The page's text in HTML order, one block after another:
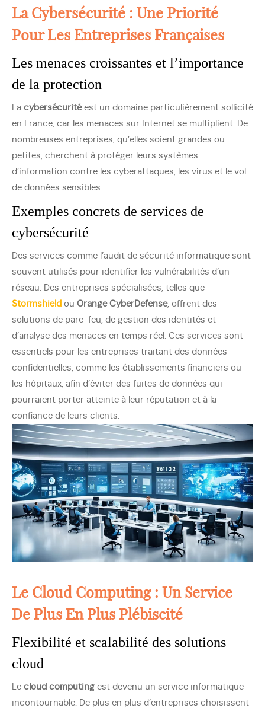
La Cybersécurité : Une Priorité
Pour Les Entreprises Françaises
Les menaces croissantes et l’importance
de la protection
La cybersécuritéest un domaine particulièrement sollicité
en France, car les menaces sur Internet se multiplient. De
nombreuses entreprises, qu’elles soient grandes ou
petites, cherchent à protéger leurs systèmes
d’information contre les cyberattaques, les virus et le vol
de données sensibles.
Exemples concrets de services de
cybersécurité
Des services comme l’audit de sécurité informatique sont
souvent utilisés pour identifier les vulnérabilités d’un
réseau. Des entreprises spécialisées, telles que
Stormshield ou Orange CyberDefense, offrent des
solutions de pare-feu, de gestion des identités et
d’analyse des menaces en temps réel. Ces services sont
essentiels pour les entreprises traitant des données
confidentielles, comme les établissements financiers ou
les hôpitaux, afin d’éviter des fuites de données qui
pourraient porter atteinte à leur réputation et à la
confiance de leurs clients.
Le Cloud Computing : Un Service
De Plus En Plus Plébiscité
Flexibilité et scalabilité des solutions
cloud
Le cloud computing est devenu un service informatique
incontournable. De plus en plus d’entreprises choisissent